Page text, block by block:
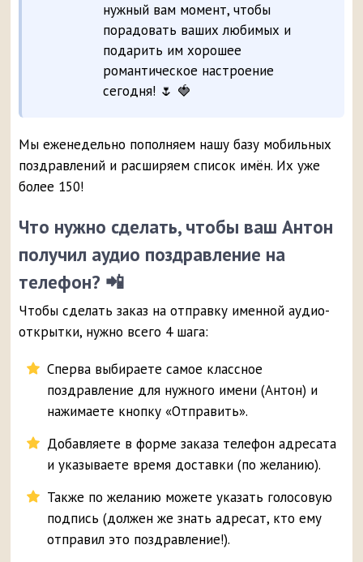
нужный вам момент, чтобы
порадовать ваших любимых и
подарить им хорошее
романтическое настроение
сегодня! 🌷 🍓
Мы еженедельно пополняем нашу базу мобильных
поздравлений и расширяем список имён. Их уже
более 150!
Что нужно сделать, чтобы ваш Антон
получил аудио поздравление на
телефон? 📲
Чтобы сделать заказ на отправку именной аудио-
открытки, нужно всего 4 шага:
Сперва выбираете самое классное
поздравление для нужного имени (Антон) и
нажимаете кнопку «Отправить».
Добавляете в форме заказа телефон адресата
и указываете время доставки (по желанию).
Также по желанию можете указать голосовую
подпись (должен же знать адресат, кто ему
отправил это поздравление!).